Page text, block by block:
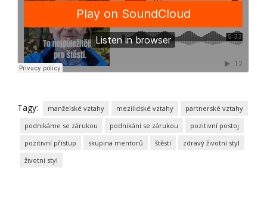
Tagy: manželské vztahy mezilidské vztahy
partnerské vztahy
podnikáme se zárukou
podnikání se zárukou
pozitivní postoj
pozitivní přístup
skupina mentorů štěstí
zdravý životní styl
životní styl